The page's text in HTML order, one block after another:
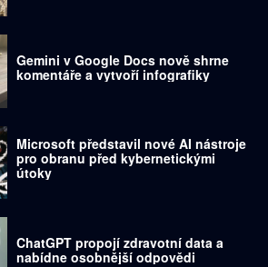
Gemini v Google Docs nově shrne
komentáře a vytvoří infografiky
Microsoft představil nové AI nástroje
pro obranu před kybernetickými
útoky
ChatGPT propojí zdravotní data a
nabídne osobnější odpovědi